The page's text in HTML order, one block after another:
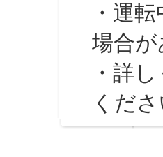
・運転
場合が
・詳し
くださ